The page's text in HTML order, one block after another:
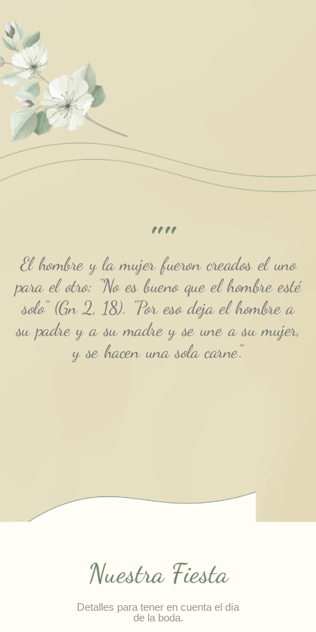
""
El hombre y la mujer fueron creados el uno
para el otro: "No es bueno que el hombre esté
solo" (Gn 2, 18). "Por eso deja el hombre a
su padre y a su madre y se une a su mujer,
y se hacen una sola carne".
Nuestra Fiesta
Detalles para tener en cuenta el día
de la boda.